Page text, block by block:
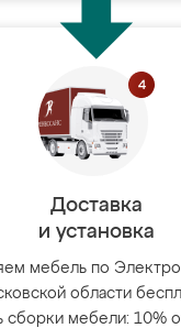
Доставка
и установка
мебель по
области
сборки мебели: 10%